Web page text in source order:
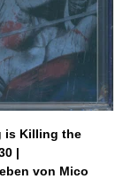
is Killing the
|
von Mico